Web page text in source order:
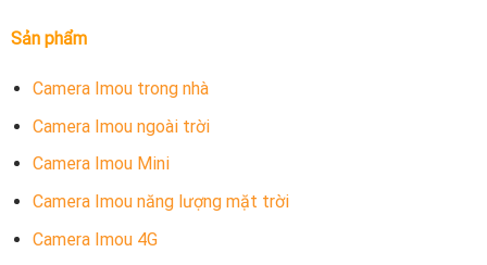
Sản phẩm
Camera Imou trong nhà
Camera Imou ngoài trời
Camera Imou Mini
Camera Imou năng lượng mặt trời
Camera Imou 4G